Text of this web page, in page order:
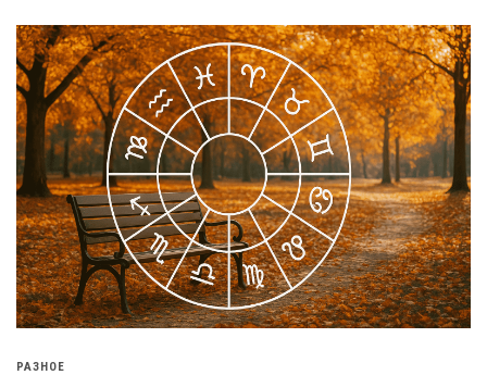
РАЗНОЕ